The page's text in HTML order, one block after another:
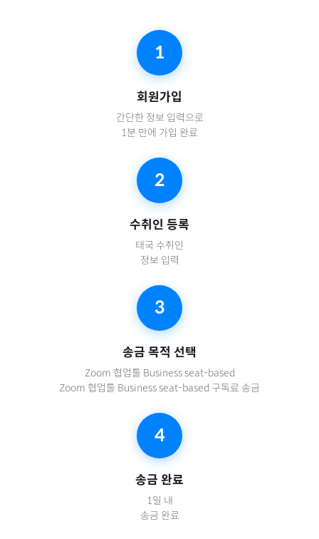
1
회원가입
간단한 정보 입력으로
1분 만에 가입 완료
2
수취인 등록
태국 수취인
정보 입력
3
송금 목적 선택
Zoom 협업툴 Business seat-based
Zoom 협업툴 Business seat-based 구독료 송금
4
송금 완료
1일 내
송금 완료